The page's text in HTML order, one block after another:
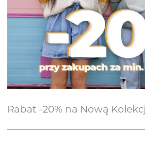
Rabat -20% na Nową